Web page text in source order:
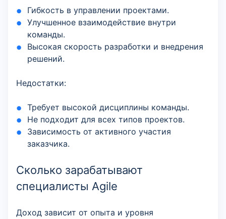
Гибкость в управлении проектами.
Улучшенное взаимодействие внутри
команды.
Высокая скорость разработки и внедрения
решений.
Недостатки:
Требует высокой дисциплины команды.
Не подходит для всех типов проектов.
Зависимость от активного участия
заказчика.
Сколько зарабатывают
специалисты Agile
Доход зависит от опыта и уровня